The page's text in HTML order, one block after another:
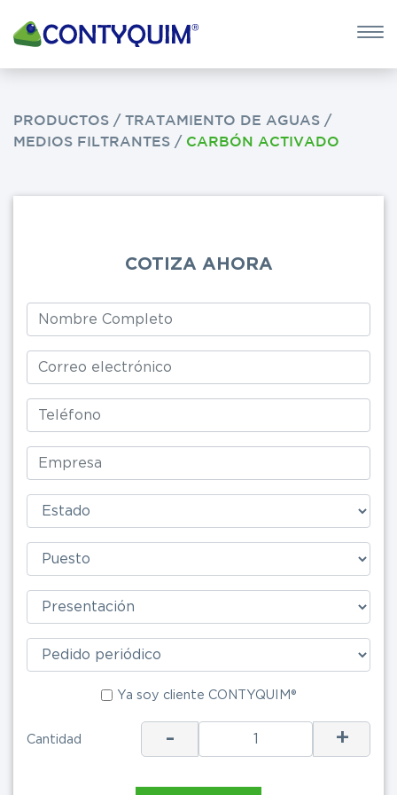
×
POTASA
Ya soy
PRODUCTOS / TRATAMIENTO DE AGUAS /
MEDIOS FILTRANTES / CARBÓN ACTIVADO
COTIZA AHORA
Ya soy cliente CONTYQUIM®
Cantidad - +